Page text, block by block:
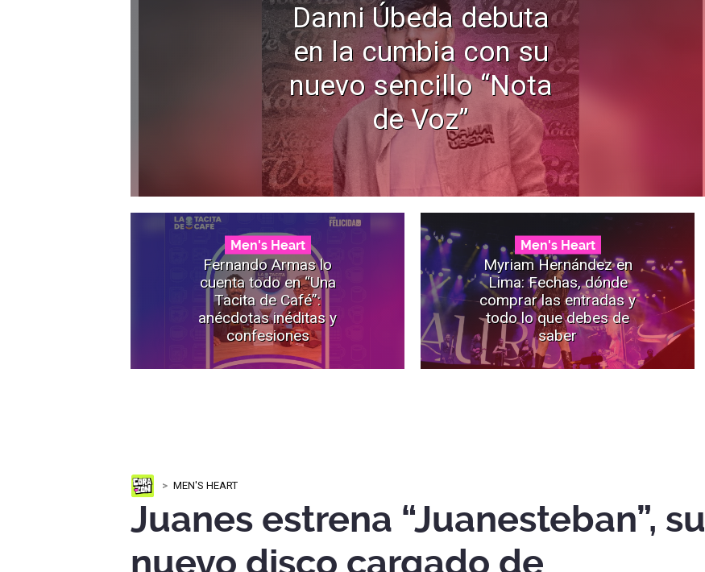
Danni Úbeda debuta
en la cumbia con su
nuevo sencillo “Nota
de Voz”
Men's Heart
Fernando Armas lo
cuenta todo en “Una
Tacita de Café”:
anécdotas inéditas y
confesiones
Men's Heart
Myriam Hernández en
Lima: Fechas, dónde
comprar las entradas y
todo lo que debes de
saber
MEN'S HEART
Juanes estrena “Juanesteban”, su
nuevo disco cargado de